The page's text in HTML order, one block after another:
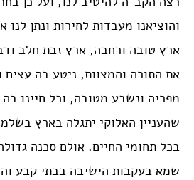
והוציאנו מעבדות לחירות ונתן
ארץ טובה ורחבה, ארץ זבת חלב
את התורה והמצוות, ניטע בה עצים
מפריה ונשבע מטובה, וכל חיינו
שהעניין האלוקי יתגלה בארץ
בכל תחומי החיים. אולם סכנה
שמא בעקבות הישיבה בבתי קבע